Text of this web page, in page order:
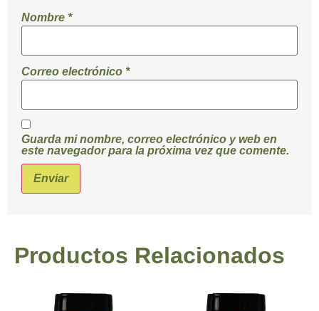
Nombre *
Correo electrónico *
Guarda mi nombre, correo electrónico y web en
este navegador para la próxima vez que comente.
Productos Relacionados